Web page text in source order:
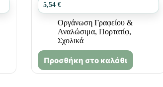
5,54 €
Οργάνωση Γραφείου &
Αναλώσιμα, Πορτατίφ,
Σχολικά
Προσθήκη στο καλάθι